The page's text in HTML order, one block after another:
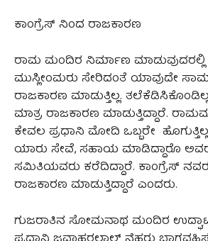
ಕಾಂಗ್ರೆಸ್ ನಿಂದ ರಾಜಕಾರಣ
ರಾಮ ಮಂದಿರ ನಿರ್ಮಾಣ
ಮುಸ್ಲೀಂಮರು ಸೇರಿದಂತೆ ಯಾವುದೇ
ರಾಜಕಾರಣ ಮಾಡುತ್ತಿಲ್ಲ.‌
ಮಾತ್ರ ರಾಜಕಾರಣ ಮಾಡುತ್ತಿದ್ದಾರೆ.
ಕೇವಲ ಪ್ರಧಾನಿ ಮೋದಿ ಒಬ್ಬರೇ
ಯಾರು ಸೇವೆ, ಸಹಾಯ ಮಾಡಿದ್ದಾರೊ
ಸಮಿತಿಯವರು ಕರೆದಿದ್ದಾರೆ. ಕಾಂಗ್ರೆಸ್
ರಾಜಕಾರಣ ಮಾಡುತ್ತಿದ್ದಾರೆ ಎಂದರು.
ಗುಜರಾತಿನ ಸೋಮನಾಥ ಮಂದಿರ